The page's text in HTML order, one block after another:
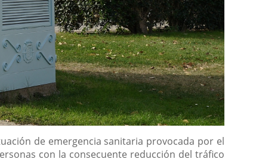
de emergencia sanitaria provocada por el
con la consecuente reducción del tráfico